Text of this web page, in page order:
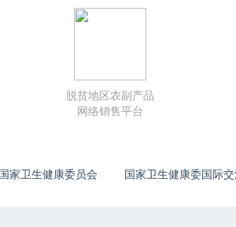
脱贫地区农副产品
网络销售平台
国家卫生健康委员会 国家卫生健康委国际